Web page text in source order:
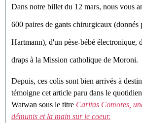
Dans notre billet du 12 mars, nous vous
600 paires de gants chirurgicaux (donnés
Hartmann), d'un pèse-bébé électronique,
draps à la Mission catholique de Moroni.
Depuis, ces colis sont bien arrivés à
témoigne cet article paru dans le
Watwan sous le titre Caritas Comores,
démunis et la main sur le coeur.